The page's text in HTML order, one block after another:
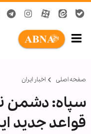
صفحه اصلی اخبار ایران
سپاه: دشمن
قواعد جدید